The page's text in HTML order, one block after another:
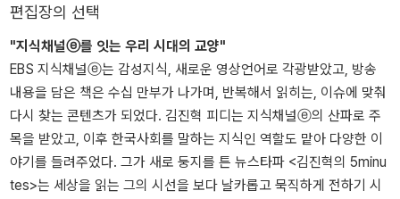
편집장의 선택
"지식채널ⓔ를 잇는 우리 시대의 교양"
EBS 지식채널ⓔ는 감성지식, 새로운 영상언어로 각광받았고, 방송
내용을 담은 책은 수십 만부가 나가며, 반복해서 읽히는, 이슈에 맞춰
다시 찾는 콘텐츠가 되었다. 김진혁 피디는 지식채널ⓔ의 산파로 주
목을 받았고, 이후 한국사회를 말하는 지식인 역할도 맡아 다양한 이
야기를 들려주었다. 그가 새로 둥지를 튼 뉴스타파 <김진혁의 5minu
tes>는 세상을 읽는 그의 시선을 보다 날카롭고 묵직하게 전하기 시